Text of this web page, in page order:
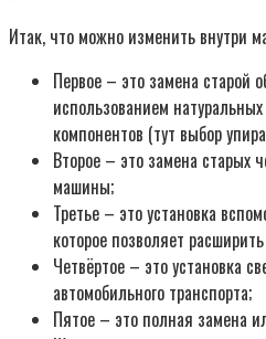
Итак, что можно изменить внутри
Первое – это замена старой
использованием
компонентов (тут выбор
Второе – это замена старых
машины;
Третье – это установка
которое позволяет
Четвёртое – это установка
автомобильного транспорта;
Пятое – это полная замена